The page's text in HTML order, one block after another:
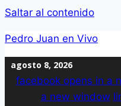
Saltar al contenido
Pedro Juan en Vivo
agosto 8, 2026
facebookopens in a
a new window